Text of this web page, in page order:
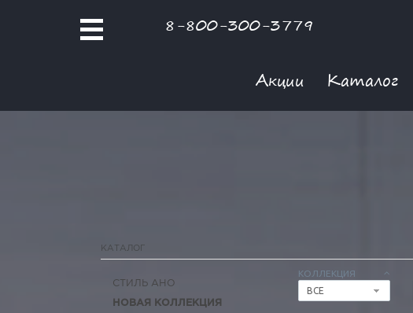
8-800-300-3779
Акции Каталог
КАТАЛОГ
КОЛЛЕКЦИЯ
ВСЕ
СТИЛЬ АНО
НОВАЯ КОЛЛЕКЦИЯ